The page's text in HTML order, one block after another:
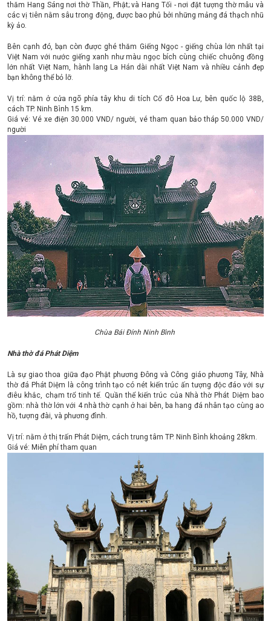
thăm Hang Sáng nơi thờ Thần, Phật; và Hang Tối - nơi đặt tượng thờ mẫu và
các vị tiên nằm sâu trong động, được bao phủ bởi những mảng đá thạch nhũ
kỳ ảo.
Bên cạnh đó, bạn còn được ghé thăm Giếng Ngọc - giếng chùa lớn nhất tại
Việt Nam với nước giếng xanh như màu ngọc bích cùng chiếc chuông đồng
lớn nhất Việt Nam, hành lang La Hán dài nhất Việt Nam và nhiều cảnh đẹp
bạn không thể bỏ lỡ.
Vị trí: nằm ở cửa ngõ phía tây khu di tích Cố đô Hoa Lư, bên quốc lộ 38B,
cách TP. Ninh Bình 15 km.
Giá vé: Vé xe điện 30.000 VND/ người, vé tham quan bảo tháp 50.000 VND/
người
Chùa Bái Đính Ninh Bình
Nhà thờ đá Phát Diệm
Là sự giao thoa giữa đạo Phật phương Đông và Công giáo phương Tây, Nhà
thờ đá Phát Diệm là công trình tạo có nét kiến trúc ấn tượng độc đáo với sự
điêu khắc, chạm trổ tinh tế. Quần thể kiến trúc của Nhà thờ Phát Diệm bao
gồm: nhà thờ lớn với 4 nhà thờ cạnh ở hai bên, ba hang đá nhân tạo cùng ao
hồ, tượng đài, và phương đình.
Vị trí: nằm ở thị trấn Phát Diệm, cách trung tâm TP. Ninh Bình khoảng 28km.
Giá vé: Miễn phí tham quan